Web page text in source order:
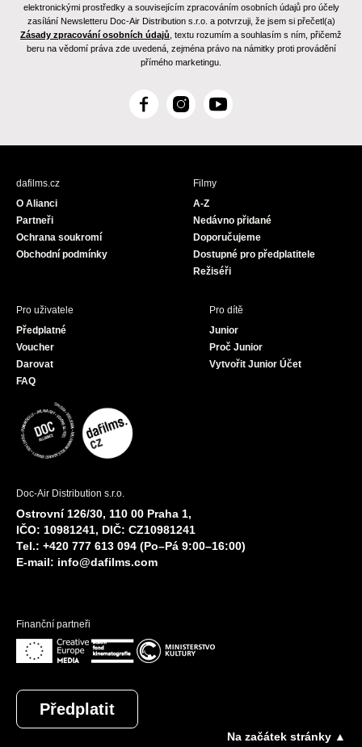
elektronickými prostředky a souvisejícím zpracováním osobních údajů pro účely
zasílání Newsletteru Doc-Air Distribution s.r.o. a potvrzuji, že jsem si přečetl(a)
Zásady zpracování osobních údajů , textu rozumím a souhlasím s ním, přičemž
beru na vědomí práva zde uvedená, zejména právo na námitky proti provádění
přímého marketingu.
F
c
I
s
Y
u
dafilms.cz
O Alianci
Partneři
Ochrana soukromí
Obchodní podmínky
Filmy
A-Z
Nedávno přidané
Doporučujeme
Dostupné pro předplatitele
Režiséři
Pro uživatele
Předplatné
Voucher
Darovat
FAQ
Pro dítě
Junior
Proč Junior
Vytvořit Junior Účet
Doc-Air Distribution s.r.o.
Ostrovní 126/30, 110 00 Praha 1,
IČO: 10981241, DIČ: CZ10981241
Tel.: +420 777 613 094 (Po–Pá 9:00–16:00)
E-mail: info@dafilms.com
Finanční partneři
Předplatit
Na začátek stránky ▲